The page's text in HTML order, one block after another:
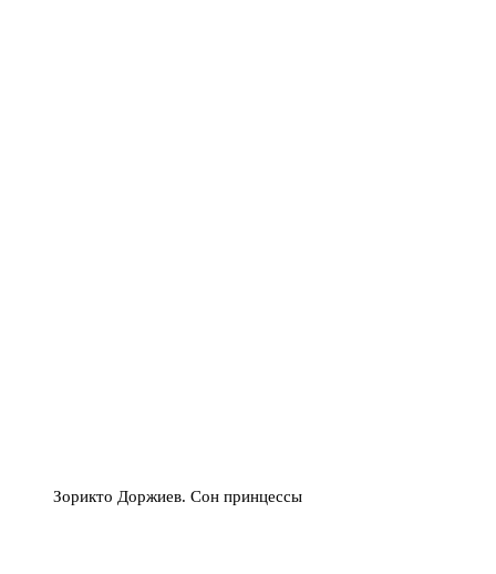
Зорикто Доржиев. Сон принцессы